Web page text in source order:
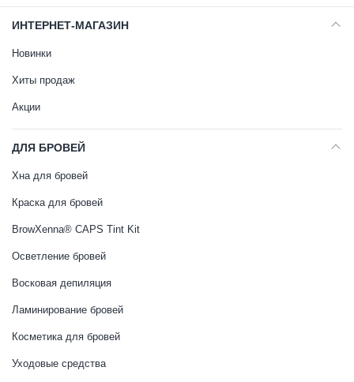
ИНТЕРНЕТ-МАГАЗИН
Новинки
Хиты продаж
Акции
ДЛЯ БРОВЕЙ
Хна для бровей
Краска для бровей
BrowXenna® CAPS Tint Kit
Осветление бровей
Восковая депиляция
Ламинирование бровей
Косметика для бровей
Уходовые средства